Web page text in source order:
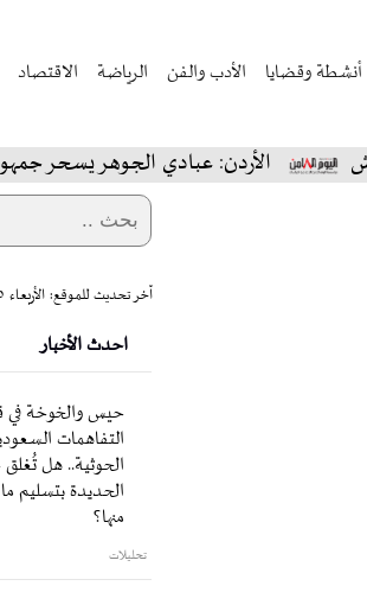
أنشطة وقضايا الأدب والفن الرياضة الاقتصاد
الأردن: عبادي الجوهر يسحر جمهور جرش
آخر تحديث للموقع: الأربعاء ٠٥ أغسطس ٢٠٢٦
احدث الأخبار
حيس والخوخة في
التفاهمات
الحوثية.. هل تُغلق
الحديدة بتسليم
منها؟
تحليلات